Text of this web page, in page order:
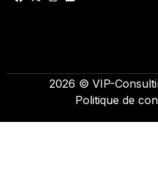
2026 © VIP-
Politique de